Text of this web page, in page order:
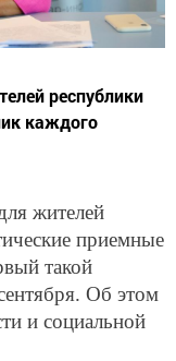
республики
каждого
жителей
приемные
такой
Об этом
и социальной